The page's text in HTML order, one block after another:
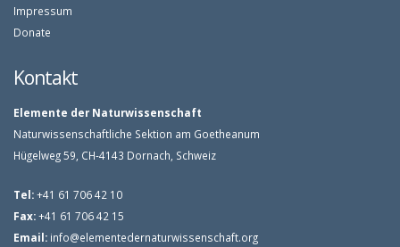
Impressum
Donate
Kontakt
Elemente der Naturwissenschaft
Naturwissenschaftliche Sektion am Goetheanum
Hügelweg 59, CH-4143 Dornach, Schweiz
Tel:+41 61 706 42 10
Fax:+41 61 706 42 15
Email: info@elementedernaturwissenschaft.org